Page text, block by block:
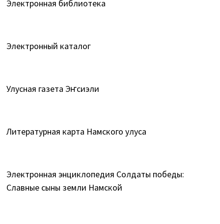
Электронная библиотека
Электронный каталог
Улусная газета Эҥсиэли
Литературная карта Намского улуса
Электронная энциклопедия Солдаты победы:
Славные сыны земли Намской